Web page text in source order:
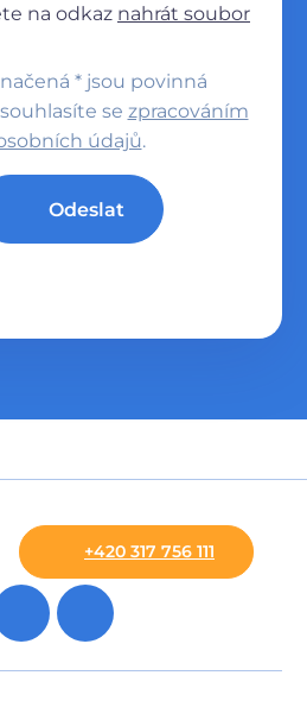
na odkaz nahrát soubor
* jsou povinná
se zpracováním
údajů.
Odeslat
+420 317 756 111